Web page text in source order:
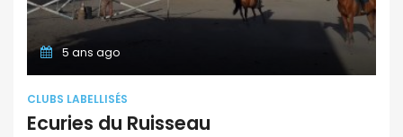
5 ans ago
CLUBS LABELLISÉS
Ecuries du Ruisseau